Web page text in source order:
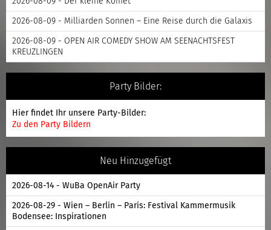
2026-08-09 - Milliarden Sonnen – Eine Reise durch die Galaxis
2026-08-09 - OPEN AIR COMEDY SHOW AM SEENACHTSFEST
KREUZLINGEN
Party Bilder:
Hier findet Ihr unsere Party-Bilder:
Zu den Party Bildern
Neu Hinzugefügt
2026-08-14 - WuBa OpenAir Party
2026-08-29 - Wien – Berlin – Paris: Festival Kammermusik
Bodensee: Inspirationen